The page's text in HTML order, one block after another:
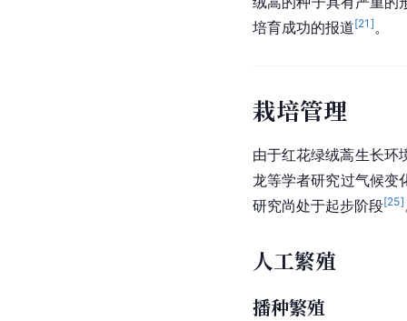
培育成功的报道[21 ]。
栽培管理
由于红花绿绒蒿生长环
龙等学者研究过气候变
研究尚处于起步阶段[25]
人工繁殖
播种繁殖